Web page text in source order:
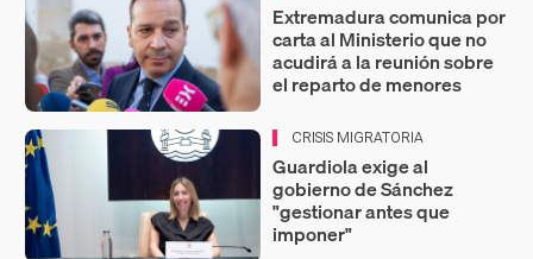
Extremadura comunica por
carta al Ministerio que no
acudirá a la reunión sobre
el reparto de menores
CRISIS MIGRATORIA
Guardiola exige al
gobierno de Sánchez
"gestionar antes que
imponer"